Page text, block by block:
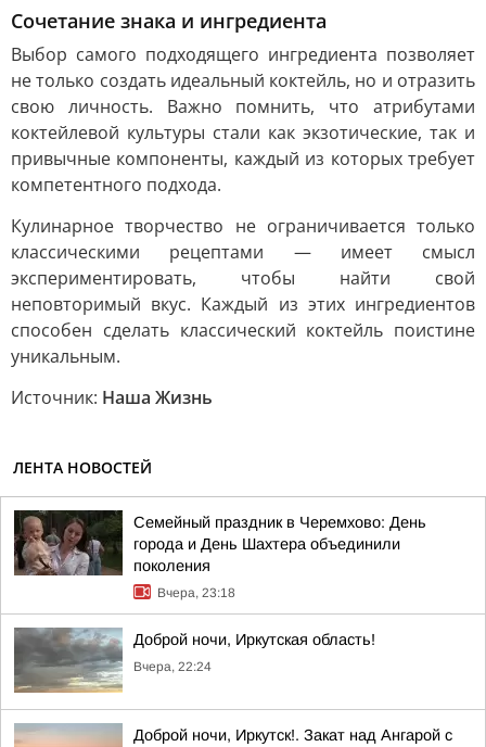
Сочетание знака и ингредиента
Выбор самого подходящего ингредиента позволяет
не только создать идеальный коктейль, но и отразить
свою личность. Важно помнить, что атрибутами
коктейлевой культуры стали как экзотические, так и
привычные компоненты, каждый из которых требует
компетентного подхода.
Кулинарное творчество не ограничивается только
классическими рецептами — имеет смысл
экспериментировать, чтобы найти свой
неповторимый вкус. Каждый из этих ингредиентов
способен сделать классический коктейль поистине
уникальным.
Источник: Наша Жизнь
ЛЕНТА НОВОСТЕЙ
Семейный праздник в Черемхово: День
города и День Шахтера объединили
поколения
Вчера, 23:18
Доброй ночи, Иркутская область!
Вчера, 22:24
Доброй ночи, Иркутск!. Закат над Ангарой с